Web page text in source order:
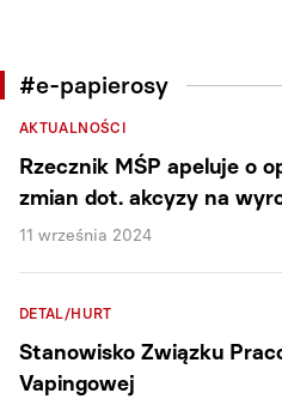
#e-papierosy
AKTUALNOŚCI
Rzecznik MŚP apeluje o
zmian dot. akcyzy na
11 września 2024
DETAL/HURT
Stanowisko Związku
Vapingowej